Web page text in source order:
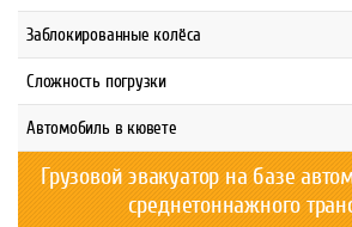
Заблокированные колёса
Сложность погрузки
Автомобиль в кювете
Грузовой эвакуатор на базе
среднетоннажного